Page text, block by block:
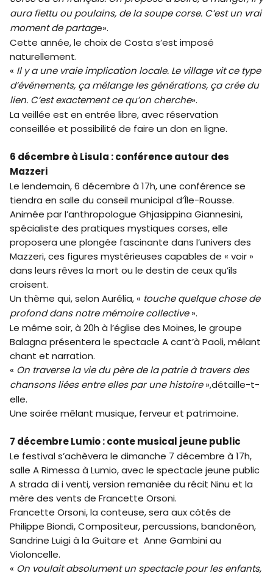
aura fiettu ou poulains, de la soupe corse. C’est un vrai
moment de partage».
Cette année, le choix de Costa s’est imposé
naturellement.
« Il y a une vraie implication locale. Le village vit ce type
d’événements, ça mélange les générations, ça crée du
lien. C’est exactement ce qu’on cherche».
La veillée est en entrée libre, avec réservation
conseillée et possibilité de faire un don en ligne.
6 décembre à Lisula : conférence autour des
Mazzeri
Le lendemain, 6 décembre à 17h, une conférence se
tiendra en salle du conseil municipal d’Île-Rousse.
Animée par l’anthropologue Ghjasippina Giannesini,
spécialiste des pratiques mystiques corses, elle
proposera une plongée fascinante dans l’univers des
Mazzeri, ces figures mystérieuses capables de « voir »
dans leurs rêves la mort ou le destin de ceux qu’ils
croisent.
Un thème qui, selon Aurélia, « touche quelque chose de
profond dans notre mémoire collective».
Le même soir, à 20h à l’église des Moines, le groupe
Balagna présentera le spectacle A cant’à Paoli, mêlant
chant et narration.
« On traverse la vie du père de la patrie à travers des
chansons liées entre elles par une histoire»,détaille-t-
elle.
Une soirée mêlant musique, ferveur et patrimoine.
7 décembre Lumio : conte musical jeune public
Le festival s’achèvera le dimanche 7 décembre à 17h,
salle A Rimessa à Lumio, avec le spectacle jeune public
A strada di i venti, version remaniée du récit Ninu et la
mère des vents de Francette Orsoni.
Francette Orsoni, la conteuse, sera aux côtés de
Philippe Biondi, Compositeur, percussions, bandonéon,
Sandrine Luigi à la Guitare et Anne Gambini au
Violoncelle.
« On voulait absolument un spectacle pour les enfants,